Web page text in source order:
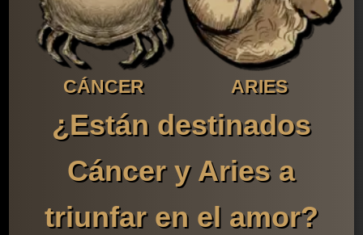
CÁNCER ARIES
¿Están destinados
Cáncer y Aries a
triunfar en el amor?